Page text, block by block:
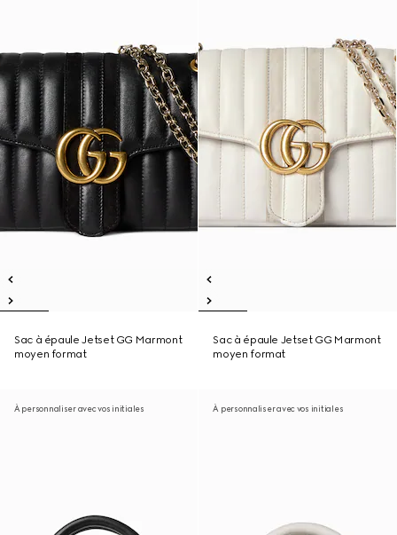
Sac à épaule Jetset GG Marmont
moyen format
Sac à épaule Jetset GG Marmont
moyen format
À personnaliser avec vos initiales À personnaliser avec vos initiales